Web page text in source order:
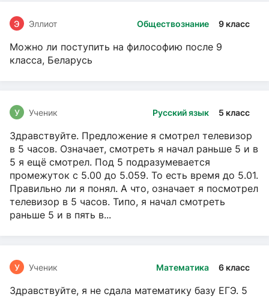
Обществознание 9 класс
Э Эллиот
Можно ли поступить на философию после 9
класса, Беларусь
Русский язык 5 класс
У Ученик
Здравствуйте. Предложение я смотрел телевизор
в 5 часов. Означает, смотреть я начал раньше 5 и в
5 я ещё смотрел. Под 5 подразумевается
промежуток с 5.00 до 5.059. То есть время до 5.01.
Правильно ли я понял. А что, означает я посмотрел
телевизор в 5 часов. Типо, я начал смотреть
раньше 5 и в пять в...
Математика 6 класс
У Ученик
Здравствуйте, я не сдала математику базу ЕГЭ. 5